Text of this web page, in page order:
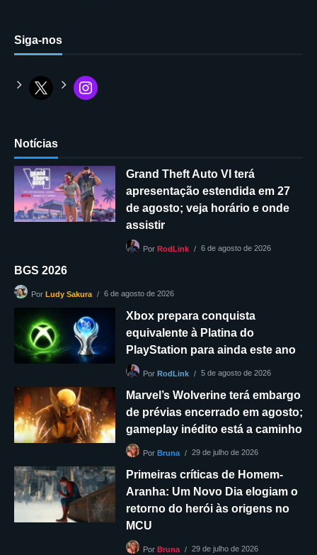
Siga-nos
Notícias
Grand Theft Auto VI terá
apresentação estendida em 27
de agosto; veja horário e onde
assistir
Por RodLink 6 de agosto de 2026
BGS 2026
Por Ludy Sakura 6 de agosto de 2026
Xbox prepara conquista
equivalente à Platina do
PlayStation para ainda este ano
Por RodLink 5 de agosto de 2026
Marvel’s Wolverine terá embargo
de prévias encerrado em agosto;
gameplay inédito está a caminho
Por Bruna 29 de julho de 2026
Primeiras críticas de Homem-
Aranha: Um Novo Dia elogiam o
retorno do herói às origens no
MCU
Por Bruna 29 de julho de 2026